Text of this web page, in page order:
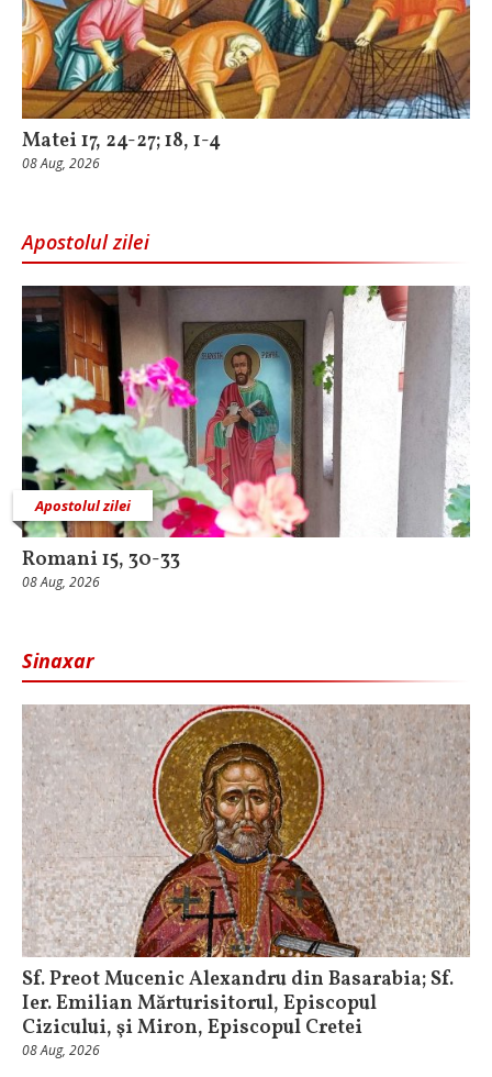
Matei 17, 24-27; 18, 1-4
08 Aug, 2026
Apostolul zilei
Apostolul zilei
Romani 15, 30-33
08 Aug, 2026
Sinaxar
Sf. Preot Mucenic Alexandru din Basarabia; Sf.
Ier. Emilian Mărturisitorul, Episcopul
Cizicului, şi Miron, Episcopul Cretei
08 Aug, 2026